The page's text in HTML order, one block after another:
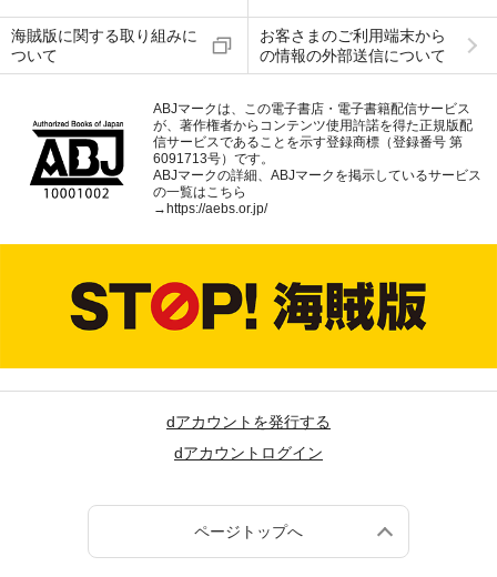
海賊版に関する取り組みに
ついて
お客さまのご利用端末から
の情報の外部送信について
ABJマークは、この電子書店・電子書籍配信サービス
が、著作権者からコンテンツ使用許諾を得た正規版配
信サービスであることを示す登録商標（登録番号 第
6091713号）です。
ABJマークの詳細、ABJマークを掲示しているサービス
の一覧はこちら
→ https://aebs.or.jp/
dアカウントを発行する
dアカウントログイン
ページトップへ